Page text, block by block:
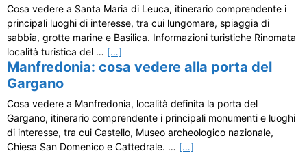
Cosa vedere a Santa Maria di Leuca, itinerario comprendente i
principali luoghi di interesse, tra cui lungomare, spiaggia di
sabbia, grotte marine e Basilica. Informazioni turistiche Rinomata
località turistica del … […]
Manfredonia: cosa vedere alla porta del
Gargano
Cosa vedere a Manfredonia, località definita la porta del
Gargano, itinerario comprendente i principali monumenti e luoghi
di interesse, tra cui Castello, Museo archeologico nazionale,
Chiesa San Domenico e Cattedrale. … […]